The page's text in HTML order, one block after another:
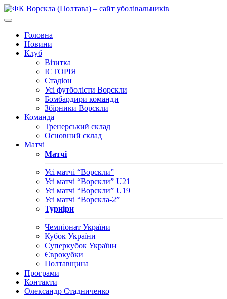
Головна
Новини
Клуб
Візитка
ІСТОРІЯ
Стадіон
Усі футболісти Ворскли
Бомбардири команди
Збірники Ворскли
Команда
Тренерський склад
Основний склад
Матчі
Матчі
Усі матчі “Ворскли”
Усі матчі “Ворскли” U21
Усі матчі “Ворскли” U19
Усі матчі “Ворскла-2”
Турніри
Чемпіонат України
Кубок України
Суперкубок України
Єврокубки
Полтавщина
Програми
Контакти
Олександр Стадниченко